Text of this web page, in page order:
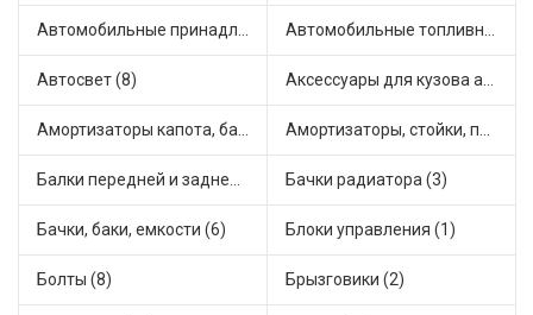
Автомобильные принадлежности и аксессуары (2) Автомобильные топливные насосы (16)
Автосвет (8) Аксессуары для кузова автомобиля (2)
Амортизаторы капота, багажника (5) Амортизаторы, стойки, подушки стоек (23)
Балки передней и задней подвески (1) Бачки радиатора (3)
Бачки, баки, емкости (6) Блоки управления (1)
Болты (8) Брызговики (2)